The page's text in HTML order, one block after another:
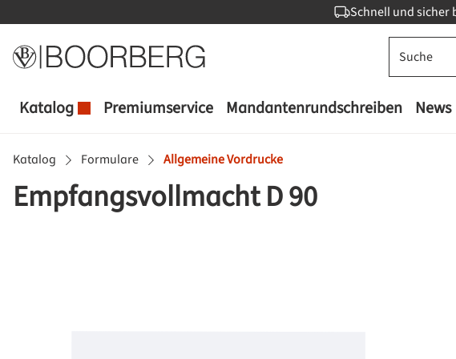
Schnell und sicher
Katalog Premiumservice Mandantenrundschreiben News
Katalog Formulare Allgemeine Vordrucke
Empfangsvollmacht D 90